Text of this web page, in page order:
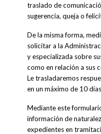
traslado de
sugerencia, queja o
De la misma forma,
solicitar a la
y especializada sobre
como en relación a sus
Le trasladaremos
en un máximo de 10
Mediante este
información de
expedientes en